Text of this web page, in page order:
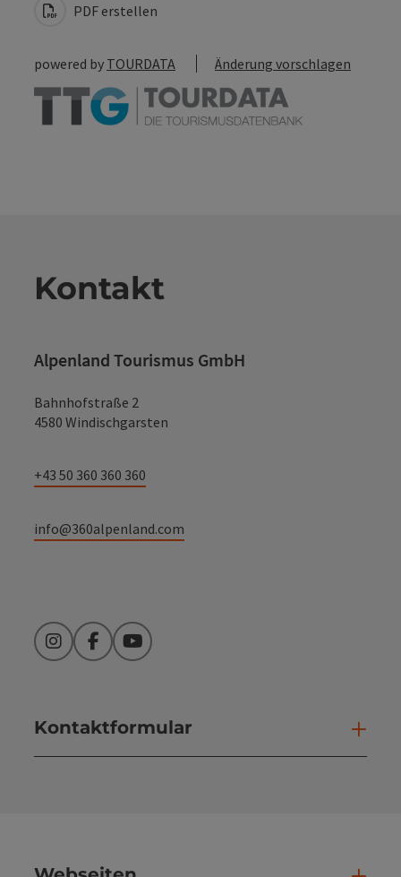
PDF erstellen
powered by TOURDATA Änderung vorschlagen
Kontakt
Alpenland Tourismus GmbH
Bahnhofstraße 2
4580 Windischgarsten
+43 50 360 360 360
info@360alpenland.com
InstagramFacebookYouTube
Kontaktformular